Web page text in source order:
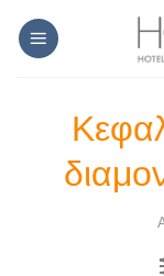
Skip